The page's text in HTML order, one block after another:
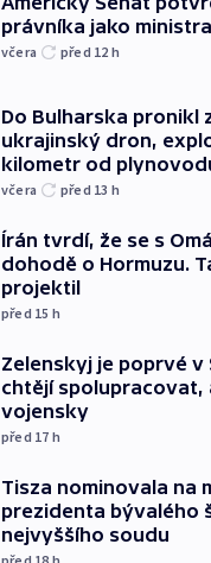
právníka jako
včera před 12 h
Do Bulharska pronikl
ukrajinský dron,
kilometr od
včera před 13 h
Írán tvrdí, že se s
dohodě o Hormuzu.
projektil
před 15 h
Zelenskyj je poprvé v
chtějí spolupracovat,
vojensky
před 17 h
Tisza nominovala na
prezidenta bývalého
nejvyššího soudu